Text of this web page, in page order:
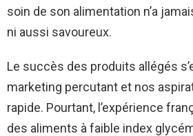
soin de son alimentation n’a
ni aussi savoureux.
Le succès des produits allégés
marketing percutant et nos
rapide. Pourtant, l’expérience
des aliments à faible index